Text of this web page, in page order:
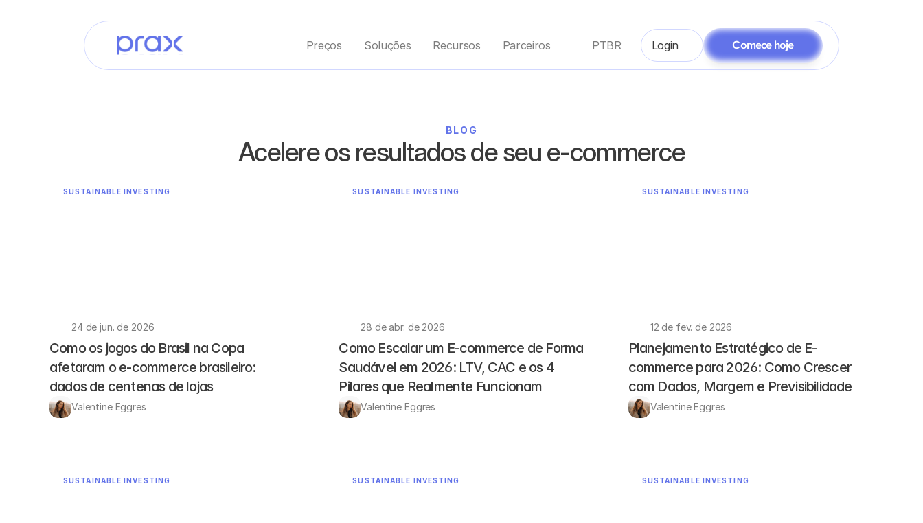
BLOG
Acelere os resultados de seu e-commerce
SUSTAINABLE INVESTING
24 de jun. de 2026
Como os jogos do Brasil na Copa
afetaram o e-commerce brasileiro:
dados de centenas de lojas
Valentine Eggres
SUSTAINABLE INVESTING
28 de abr. de 2026
Como Escalar um E-commerce de Forma
Saudável em 2026: LTV, CAC e os 4
Pilares que Realmente Funcionam
Valentine Eggres
SUSTAINABLE INVESTING
12 de fev. de 2026
Planejamento Estratégico de E-
commerce para 2026: Como Crescer
com Dados, Margem e Previsibilidade
Valentine Eggres
SUSTAINABLE INVESTING SUSTAINABLE INVESTING SUSTAINABLE INVESTING
Preços Soluções Recursos Parceiros PTBR Login Comece hoje